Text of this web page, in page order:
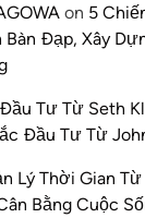
on 5
Bàn Đạp, Xây
Tư Từ Seth
Đầu Tư Từ
Lý Thời Gian Từ
Bằng Cuộc